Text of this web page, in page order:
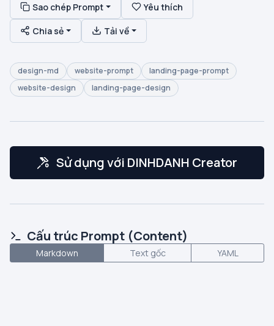
Sao chép Prompt Yêu thích
Chia sẻ Tải về
design-md website-prompt
landing-page-prompt
website-design
landing-page-design
Sử dụng với DINHDANH Creator
Cấu trúc Prompt (Content)
Markdown Text gốc YAML